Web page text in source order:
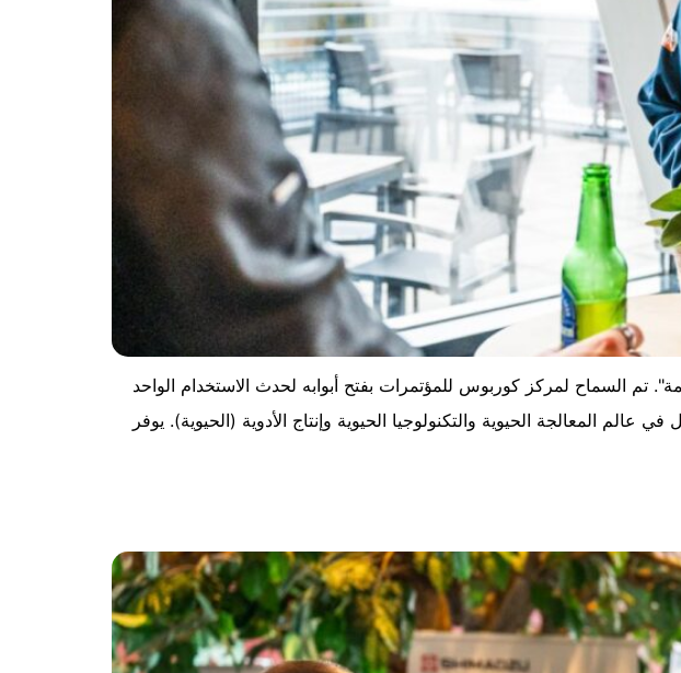
تم السماح لمركز كوربوس للمؤتمرات بفتح أبوابه لحدث الاستخدام الواحد
عالم المعالجة الحيوية والتكنولوجيا الحيوية وإنتاج الأدوية (الحيوية). يوفر